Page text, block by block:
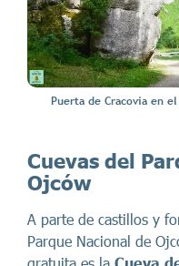
Puerta de Cracovia en
Cuevas del
Ojców
A parte de castillos y
Parque Nacional de